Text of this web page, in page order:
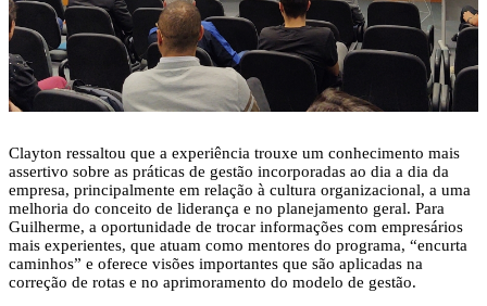
Clayton ressaltou que a experiência trouxe um conhecimento mais
assertivo sobre as práticas de gestão incorporadas ao dia a dia da
empresa, principalmente em relação à cultura organizacional, a uma
melhoria do conceito de liderança e no planejamento geral. Para
Guilherme, a oportunidade de trocar informações com empresários
mais experientes, que atuam como mentores do programa, “encurta
caminhos” e oferece visões importantes que são aplicadas na
correção de rotas e no aprimoramento do modelo de gestão.